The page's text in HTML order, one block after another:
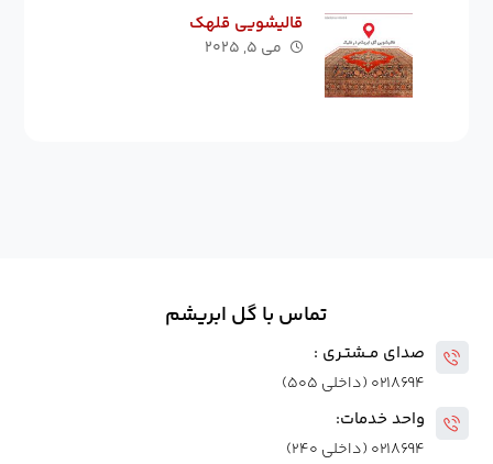
قالیشویی قلهک
می ۵, ۲۰۲۵
تماس با گل ابریشم
صدای مــشتـری :
۰۲۱۸۶۹۴ (داخلی ۵۰۵)
واحد خدمات:
۰۲۱۸۶۹۴ (داخلی ۲۴۰)